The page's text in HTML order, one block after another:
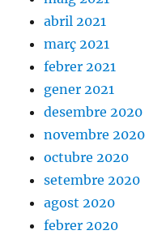
abril 2021
març 2021
febrer 2021
gener 2021
desembre 2020
novembre 2020
octubre 2020
setembre 2020
agost 2020
febrer 2020